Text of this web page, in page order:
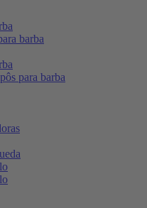
barba
para barba